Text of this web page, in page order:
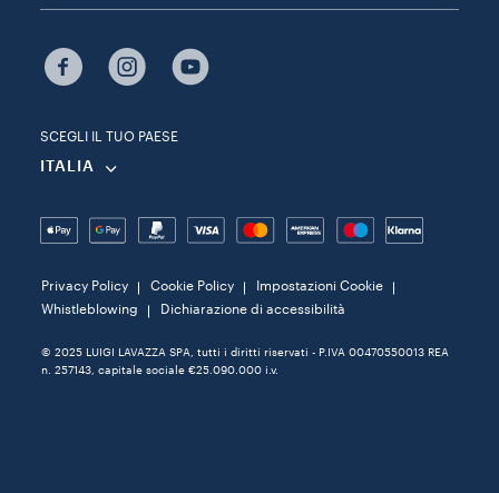
SCEGLI IL TUO PAESE
ITALIA
Privacy Policy Cookie Policy
Impostazioni Cookie
Whistleblowing
Dichiarazione di accessibilità
© 2025 LUIGI LAVAZZA SPA, tutti i diritti riservati - P.IVA 00470550013 REA
n. 257143, capitale sociale €25.090.000 i.v.